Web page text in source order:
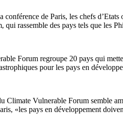
conférence de Paris, les chefs
qui rassemble des pays tels que les
Forum regroupe 20 pays qui
pour les pays en
Climate Vulnerable Forum semble
«les pays en développement